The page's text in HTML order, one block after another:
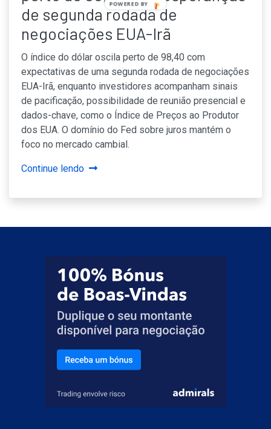
de segunda rodada de
negociações EUA-Irã
O índice do dólar oscila perto de 98,40 com
expectativas de uma segunda rodada de negociações
EUA-Irã, enquanto investidores acompanham sinais
de pacificação, possibilidade de reunião presencial e
dados-chave, como o Índice de Preços ao Produtor
dos EUA. O domínio do Fed sobre juros mantém o
foco no mercado cambial.
Continue lendo
POWERED BY